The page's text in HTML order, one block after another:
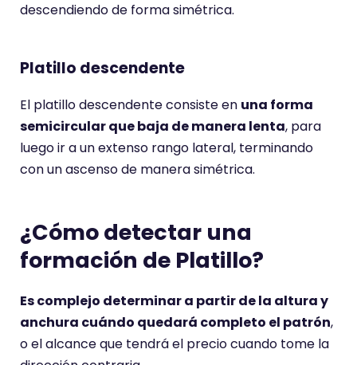
descendiendo de forma simétrica.
Platillo descendente
El platillo descendente consiste en una forma
semicircular que baja de manera lenta, para
luego ir a un extenso rango lateral, terminando
con un ascenso de manera simétrica.
¿Cómo detectar una
formación de Platillo?
Es complejo determinar a partir de la altura y
anchura cuándo quedará completo el patrón,
o el alcance que tendrá el precio cuando tome la